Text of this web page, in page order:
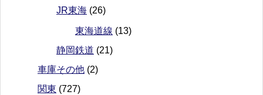
JR東海 (26)
東海道線 (13)
静岡鉄道 (21)
車庫その他 (2)
関東 (727)